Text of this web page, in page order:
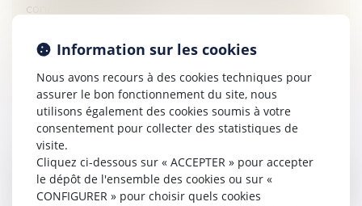
conditions. Faisons le...
Lire la suite
VOL DE MARCHANDISES : MANQUEMENTS
DES DONNEURS D’ORDRE VS
MANQUEMENT DU VOITURIER
Information sur les cookies
Nous avons recours à des cookies techniques pour
assurer le bon fonctionnement du site, nous
utilisons également des cookies soumis à votre
consentement pour collecter des statistiques de
visite.
Cliquez ci-dessous sur « ACCEPTER » pour accepter
le dépôt de l'ensemble des cookies ou sur «
CONFIGURER » pour choisir quels cookies